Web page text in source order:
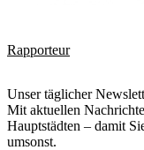
Rapporteur
Unser täglicher
Mit aktuellen
Hauptstädten – damit
umsonst.